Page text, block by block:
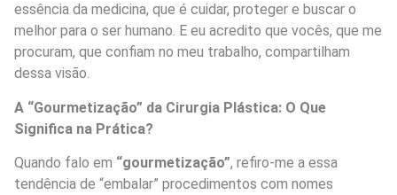
essência da medicina, que é cuidar, proteger e buscar o
melhor para o ser humano. E eu acredito que vocês, que me
procuram, que confiam no meu trabalho, compartilham
dessa visão.
A “Gourmetização” da Cirurgia Plástica: O Que
Significa na Prática?
Quando falo em “gourmetização”, refiro-me a essa
tendência de “embalar” procedimentos com nomes